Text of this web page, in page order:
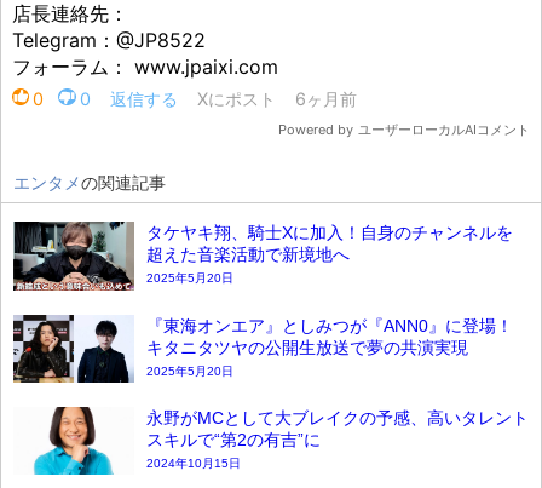
エンタメの関連記事
タケヤキ翔、騎士Xに加入！自身のチャンネルを
超えた音楽活動で新境地へ
2025年5月20日
『東海オンエア』としみつが『ANN0』に登場！
キタニタツヤの公開生放送で夢の共演実現
2025年5月20日
永野がMCとして大ブレイクの予感、高いタレント
スキルで“第2の有吉”に
2024年10月15日